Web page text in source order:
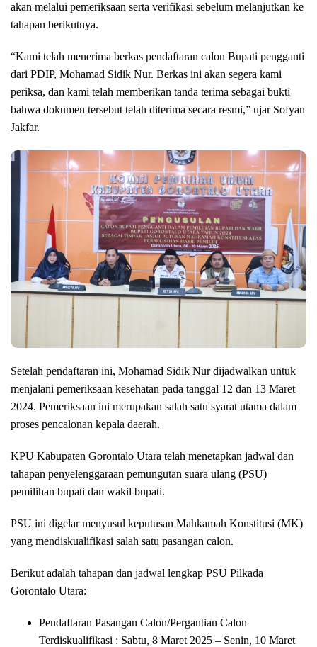
akan melalui pemeriksaan serta verifikasi sebelum melanjutkan ke
tahapan berikutnya.
“Kami telah menerima berkas pendaftaran calon Bupati pengganti
dari PDIP, Mohamad Sidik Nur. Berkas ini akan segera kami
periksa, dan kami telah memberikan tanda terima sebagai bukti
bahwa dokumen tersebut telah diterima secara resmi,” ujar Sofyan
Jakfar.
Setelah pendaftaran ini, Mohamad Sidik Nur dijadwalkan untuk
menjalani pemeriksaan kesehatan pada tanggal 12 dan 13 Maret
2024. Pemeriksaan ini merupakan salah satu syarat utama dalam
proses pencalonan kepala daerah.
KPU Kabupaten Gorontalo Utara telah menetapkan jadwal dan
tahapan penyelenggaraan pemungutan suara ulang (PSU)
pemilihan bupati dan wakil bupati.
PSU ini digelar menyusul keputusan Mahkamah Konstitusi (MK)
yang mendiskualifikasi salah satu pasangan calon.
Berikut adalah tahapan dan jadwal lengkap PSU Pilkada
Gorontalo Utara:
Pendaftaran Pasangan Calon/Pergantian Calon
Terdiskualifikasi : Sabtu, 8 Maret 2025 – Senin, 10 Maret